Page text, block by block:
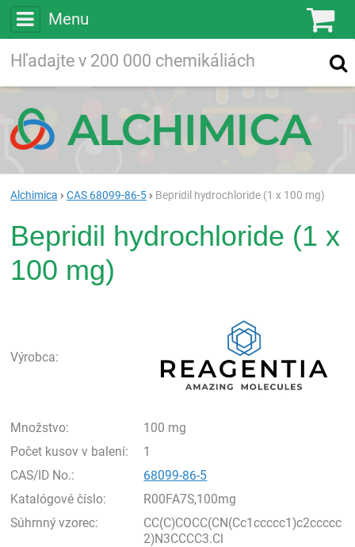
Menu
Vyhľadávanie
Alchimica CAS 68099-86-5 Bepridil hydrochloride (1 x 100 mg)
Bepridil hydrochloride (1 x
100 mg)
Výrobca:
Množstvo:
100 mg
Počet kusov v balení:
1
CAS/ID No.:
68099-86-5
Katalógové číslo:
R00FA7S,100mg
Súhrnný vzorec:
CC(C)COCC(CN(Cc1ccccc1)c2ccccc
2)N3CCCC3.Cl